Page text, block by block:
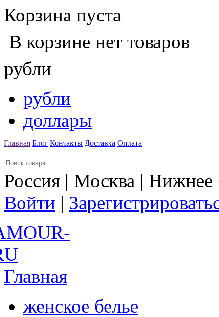
Корзина пуста
В корзине нет товаров
рубли
рубли
доллары
Главная Блог Контакты Доставка Оплата
Россия | Москва |
Войти |
Главная
женское белье